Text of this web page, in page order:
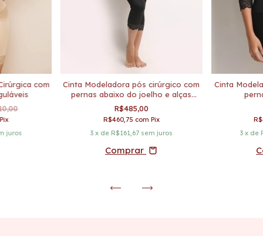
com
Pix
juros
Cinta Modeladora pós cirúrgico com
pernas abaixo do joelho e alças
largas
R$485,00
R$460,75 com Pix
3 x de R$161,67 sem juros
Comprar
Cinta
3 x de